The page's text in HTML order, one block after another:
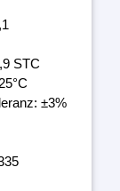
STC
±3%